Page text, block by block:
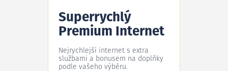
Superrychlý
Premium Internet
Nejrychlejší internet s extra
službami a bonusem na doplňky
podle vašeho výběru.